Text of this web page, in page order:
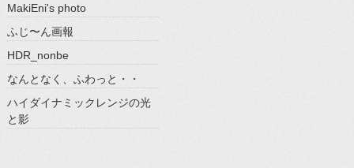
MakiEni's photo
ふじ〜ん画報
HDR_nonbe
なんとなく、ふわっと・・
ハイダイナミックレンジの光
と影